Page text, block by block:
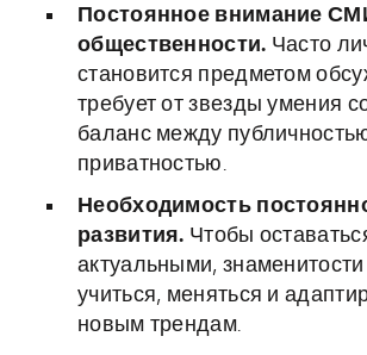
Постоянное внимание
общественности. Часто
становится предметом
требует от звезды умения
баланс между
приватностью.
Необходимость
развития. Чтобы
актуальными,
учиться, меняться и
новым трендам.